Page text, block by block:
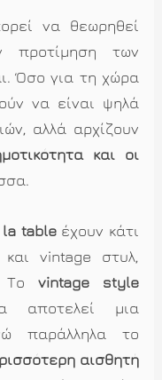
να θεωρηθεί
προτίμηση των
Όσο για τη χώρα
να είναι ψηλά
αλλά αρχίζουν
και οι
la tableέχουν κάτι
vintage στυλ,
Το vintage style
μια
παράλληλα το
αισθητή